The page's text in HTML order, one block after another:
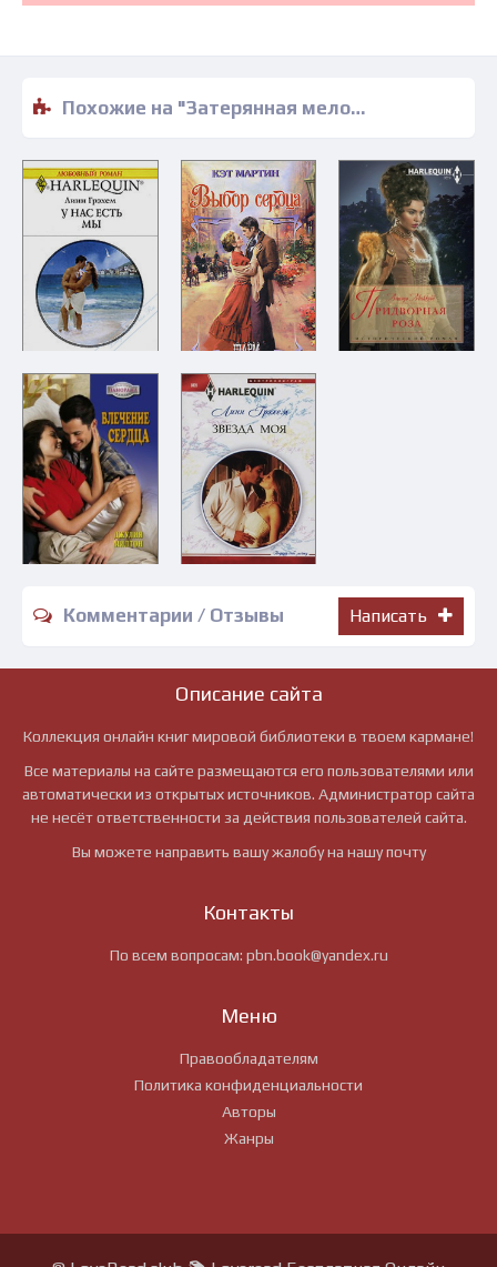
Похожие на "Затерянная мелодия любви - Рэдклифф" книги читать бесплатно полные версии
Комментарии / Отзывы Написать
Описание сайта
Коллекция онлайн книг мировой библиотеки в твоем кармане!
Все материалы на сайте размещаются его пользователями или
автоматически из открытых источников. Администратор сайта
не несёт ответственности за действия пользователей сайта.
Вы можете направить вашу жалобу на нашу почту
Контакты
По всем вопросам: pbn.book@yandex.ru
Меню
Правообладателям
Политика конфиденциальности
Авторы
Жанры